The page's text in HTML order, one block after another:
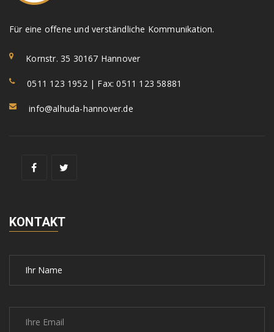
Für eine offene und verständliche Kommunikation.
Kornstr. 35 30167 Hannover
0511 123 1952 | Fax: 0511 123 58881
info@alhuda-hannover.de
KONTAKT